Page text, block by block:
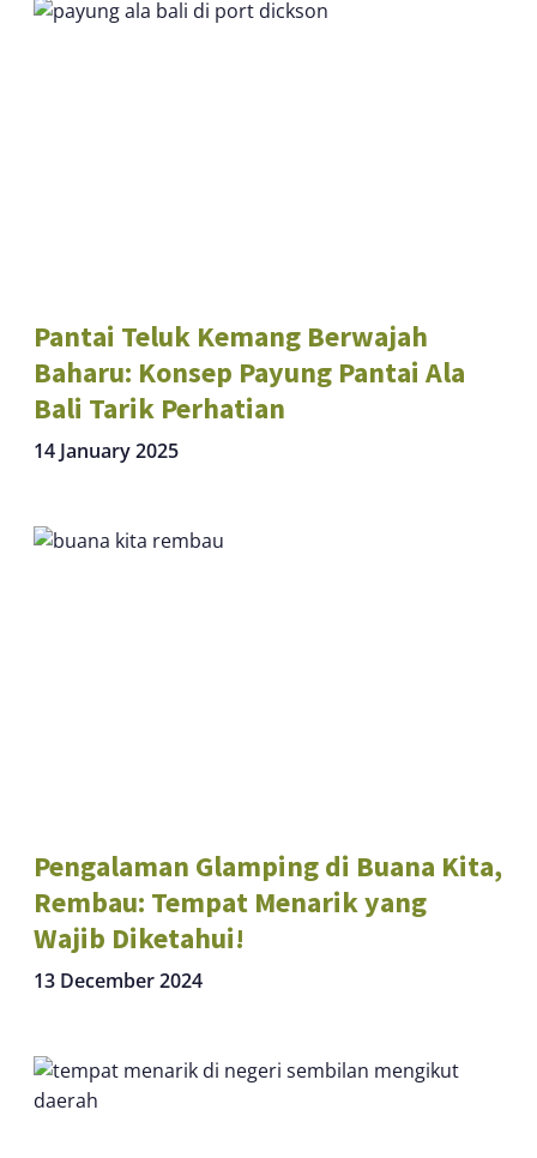
Pantai Teluk Kemang Berwajah
Baharu: Konsep Payung Pantai Ala
Bali Tarik Perhatian
14 January 2025
Pengalaman Glamping di Buana Kita,
Rembau: Tempat Menarik yang
Wajib Diketahui!
13 December 2024